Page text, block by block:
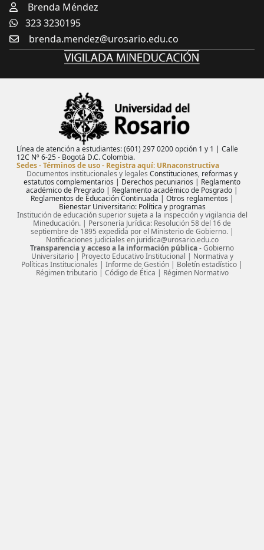
Brenda Méndez
323 3230195
brenda.mendez@urosario.edu.co
Línea de atención a estudiantes: (601) 297 0200 opción 1 y 1 | Calle
12C Nº 6-25 - Bogotá D.C. Colombia.
Sedes-Términos de uso- Registra aquí: URnaconstructiva
Documentos institucionales y legales Constituciones, reformas y
estatutos complementarios | Derechos pecuniarios | Reglamento
académico de Pregrado | Reglamento académico de Posgrado |
Reglamentos de Educación Continuada | Otros reglamentos |
Bienestar Universitario: Política y programas
Institución de educación superior sujeta a la inspección y vigilancia del
Mineducación. | Personería Jurídica: Resolución 58 del 16 de
septiembre de 1895 expedida por el Ministerio de Gobierno. |
Notificaciones judiciales en juridica@urosario.edu.co
Transparencia y acceso a la información pública-Gobierno
Universitario| Proyecto Educativo Institucional | Normativa y
Políticas Institucionales | Informe de Gestión | Boletín estadístico |
Régimen tributario| Código de Ética | Régimen Normativo